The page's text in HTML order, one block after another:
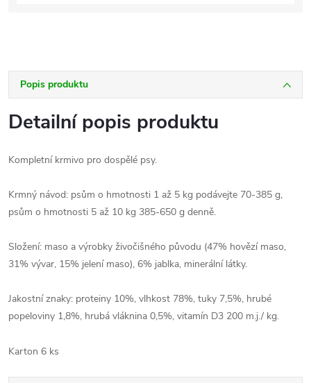
Popis produktu
Detailní popis produktu
Kompletní krmivo pro dospělé psy.
Krmný návod: psům o hmotnosti 1 až 5 kg podávejte 70-385 g,
psům o hmotnosti 5 až 10 kg 385-650 g denně.
Složení: maso a výrobky živočišného původu (47% hovězí maso,
31% vývar, 15% jelení maso), 6% jablka, minerální látky.
Jakostní znaky: proteiny 10%, vlhkost 78%, tuky 7,5%, hrubé
popeloviny 1,8%, hrubá vláknina 0,5%, vitamín D3 200 m.j./ kg.
Karton 6 ks